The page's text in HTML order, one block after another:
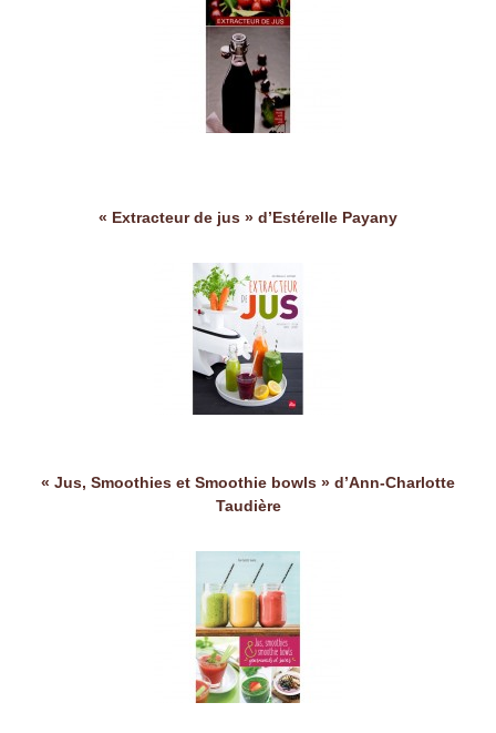
« Extracteur de jus » d’Estérelle Payany
« Jus, Smoothies et Smoothie bowls » d’Ann-Charlotte
Taudière